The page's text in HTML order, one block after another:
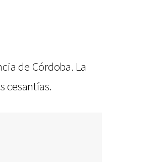
de Córdoba. La
cesantías.